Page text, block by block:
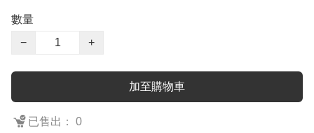
數量
−
+
加至購物車
已售出： 0